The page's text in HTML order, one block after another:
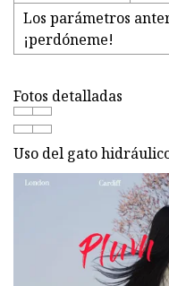
Los parámetros
¡perdóneme!
Fotos detalladas
Uso del gato